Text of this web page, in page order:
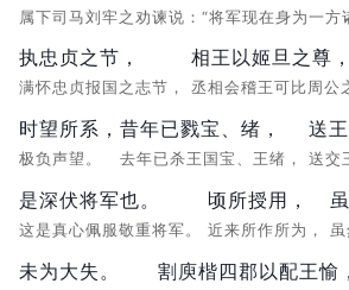
属下司马刘牢之劝谏说：“将军现在身为一方
执忠贞之节，
满怀忠贞报国之志节，
相王以姬旦之尊，
丞相会稽王可比周公
时望所系，
极负声望。
昔年已戮宝、绪，
去年已杀王国宝、王绪，
送
送交
是深伏将军也。
这是真心佩服敬重将军。
顷所授用，
近来所作所为，
未为大失。 割庾楷四郡以配王愉，